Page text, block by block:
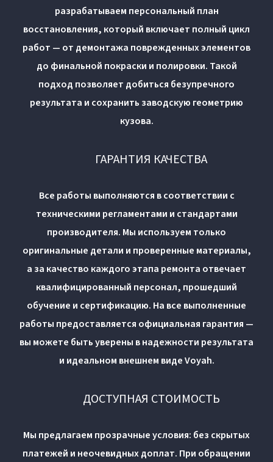
разрабатываем персональный план
восстановления, который включает полный цикл
работ — от демонтажа поврежденных элементов
до финальной покраски и полировки. Такой
подход позволяет добиться безупречного
результата и сохранить заводскую геометрию
кузова.
ГАРАНТИЯ КАЧЕСТВА
Все работы выполняются в соответствии с
техническими регламентами и стандартами
производителя. Мы используем только
оригинальные детали и проверенные материалы,
а за качество каждого этапа ремонта отвечает
квалифицированный персонал, прошедший
обучение и сертификацию. На все выполненные
работы предоставляется официальная гарантия —
вы можете быть уверены в надежности результата
и идеальном внешнем виде Voyah.
ДОСТУПНАЯ СТОИМОСТЬ
Мы предлагаем прозрачные условия: без скрытых
платежей и неочевидных доплат. При обращении